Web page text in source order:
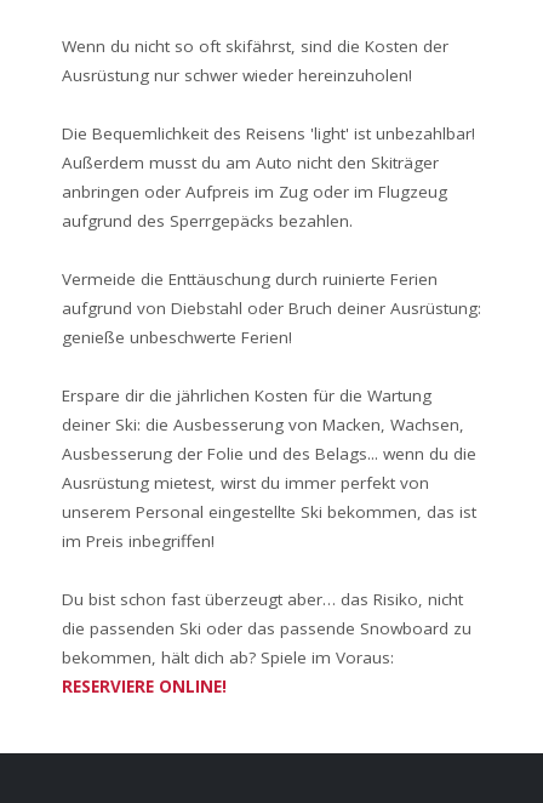
Wenn du nicht so oft skifährst, sind die Kosten der
Ausrüstung nur schwer wieder hereinzuholen!
Die Bequemlichkeit des Reisens 'light' ist unbezahlbar!
Außerdem musst du am Auto nicht den Skiträger
anbringen oder Aufpreis im Zug oder im Flugzeug
aufgrund des Sperrgepäcks bezahlen.
Vermeide die Enttäuschung durch ruinierte Ferien
aufgrund von Diebstahl oder Bruch deiner Ausrüstung:
genieße unbeschwerte Ferien!
Erspare dir die jährlichen Kosten für die Wartung
deiner Ski: die Ausbesserung von Macken, Wachsen,
Ausbesserung der Folie und des Belags... wenn du die
Ausrüstung mietest, wirst du immer perfekt von
unserem Personal eingestellte Ski bekommen, das ist
im Preis inbegriffen!
Du bist schon fast überzeugt aber… das Risiko, nicht
die passenden Ski oder das passende Snowboard zu
bekommen, hält dich ab? Spiele im Voraus:
RESERVIERE ONLINE!